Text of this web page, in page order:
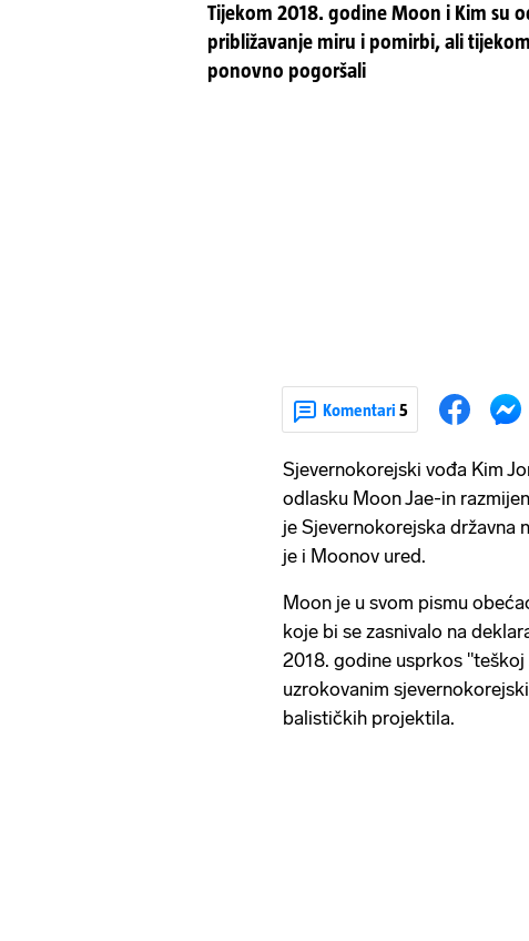
Tijekom 2018. godine Moon i Kim su
približavanje miru i pomirbi, ali
ponovno pogoršali
Komentari 5
Sjevernokorejski vođa Kim
odlasku Moon Jae-in
je Sjevernokorejska državna
je i Moonov ured.
Moon je u svom pismu
koje bi se zasnivalo na
2018. godine usprkos
uzrokovanim
balističkih projektila.